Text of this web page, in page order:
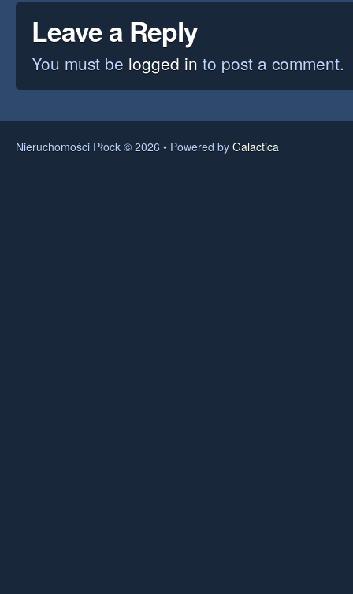
Leave a Reply
You must be logged in to post a comment.
Nieruchomości Płock © 2026 • Powered by Galactica